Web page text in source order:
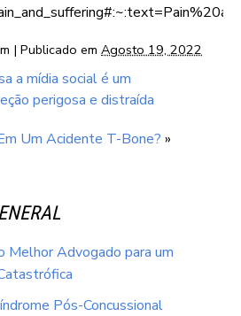
| Publicado em Agosto 19, 2022
a mídia social é um
perigosa e distraída
Um Acidente T-Bone? »
Melhor Advogado para um
Pós-Concussional